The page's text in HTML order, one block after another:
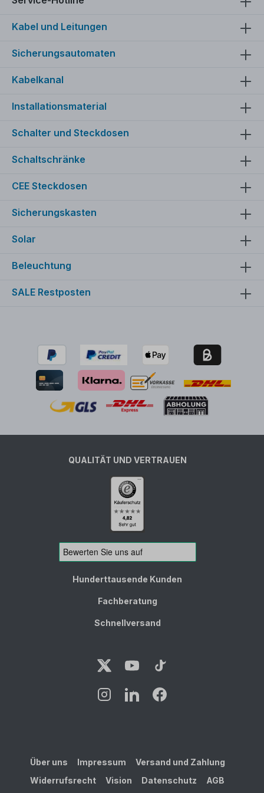
Kabel und Leitungen
Sicherungsautomaten
Kabelkanal
Installationsmaterial
Schalter und Steckdosen
Schaltschränke
CEE Steckdosen
Sicherungskasten
Solar
Beleuchtung
SALE Restposten
QUALITÄT UND VERTRAUEN
Hunderttausende Kunden
Fachberatung
Schnellversand
Über uns Impressum
Versand und Zahlung
Widerrufsrecht
Vision Datenschutz AGB